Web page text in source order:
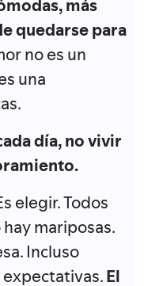
más
quedarse para
no es un
una
día, no vivir
elegir. Todos
mariposas.
Incluso
El